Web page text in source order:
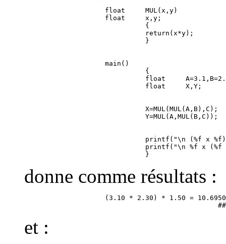
                    float     MUL(x,y)
                    float     x,y;
                              {
                              return(x*y);
                    main()
                              {
float
                              X=MUL(MUL(A,B),C);
printf("\n (%f x
printf("\n %f x (%f
donne comme résultats :
(3.10 * 2.30) * 1.50 =
et :